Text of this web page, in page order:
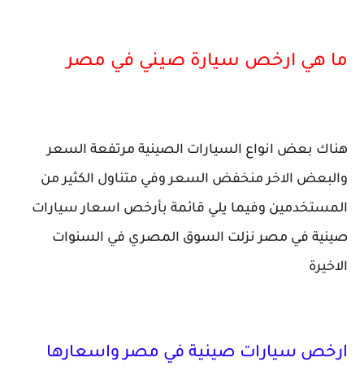
ما هي ارخص سيارة صيني في مصر
هناك بعض انواع السيارات الصينية مرتفعة السعر
والبعض الاخر منخفض السعر وفي متناول الكثير من
المستخدمين وفيما يلي قائمة بأرخص اسعار سيارات
صينية في مصر نزلت السوق المصري في السنوات
الاخيرة
ارخص سيارات صينية في مصر واسعارها